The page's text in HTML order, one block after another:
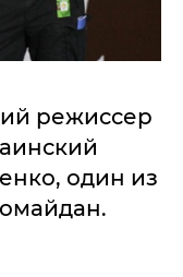
режиссер
один из